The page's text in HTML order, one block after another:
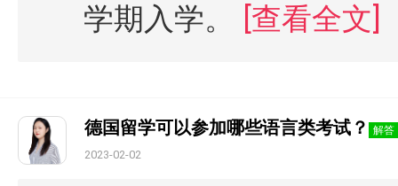
学期入学。
[查看全文]
德国留学可以参加哪些语言类考试？ 解答
2023-02-02